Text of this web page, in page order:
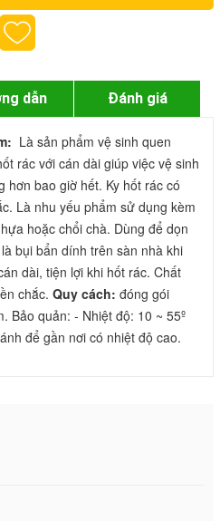
dẫn Đánh giá
Là sản phẩm vệ sinh quen
rác với cán dài giúp việc vệ sinh
hơn bao giờ hết. Ky hốt rác có
Là nhu yếu phẩm sử dụng kèm
hoặc chổi chà. Dùng để dọn
bụi bẩn dính trên sàn nhà khi
dài, tiện lợi khi hốt rác. Chất
chắc. Quy cách: đóng gói
Bảo quản: - Nhiệt độ: 10 ~ 55º
để gần nơi có nhiệt độ cao.